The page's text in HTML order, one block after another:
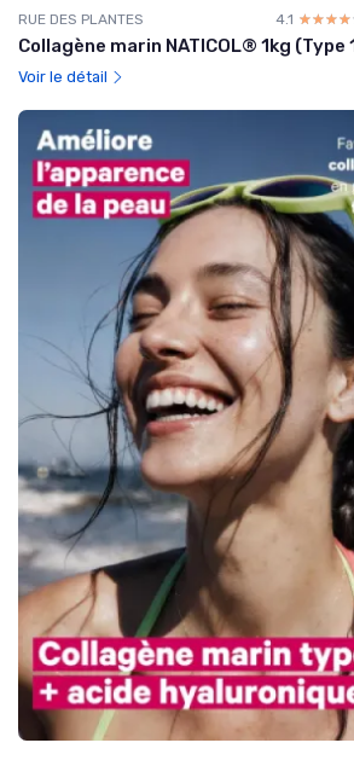
RUE DES PLANTES 4.1
Collagène marin NATICOL® 1kg (Type
Voir le détail